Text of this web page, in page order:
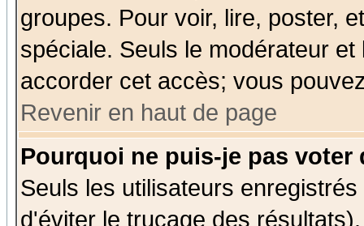
groupes. Pour voir, lire, poster,
spéciale. Seuls le modérateur
accorder cet accès; vous
Revenir en haut de page
Pourquoi ne puis-je pas voter
Seuls les utilisateurs
d'éviter le trucage des